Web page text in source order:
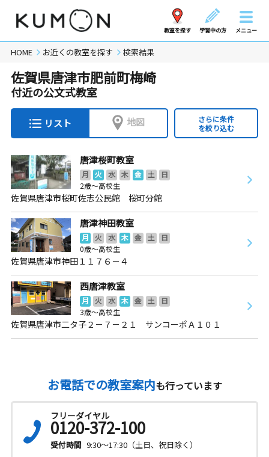
教室を探す 学習中の方 メニュー
HOME お近くの教室を探す 検索結果
佐賀県唐津市肥前町梅崎
付近の公文式教室
リスト 地図
さらに条件
を絞り込む
唐津桜町教室
月 火 水 木 金 土
日
2歳～高校生
佐賀県唐津市桜町佐志公民館 桜町分館
唐津神田教室
月 火 水 木 金 土
日
0歳～高校生
佐賀県唐津市神田１１７６－４
西唐津教室
月 火 水 木 金 土
日
3歳～高校生
佐賀県唐津市二タ子２－７－２１ サンコーポＡ１０１
お電話での教室案内も行っています
フリーダイヤル
0120-372-100
受付時間 9:30～17:30（土日、祝日除く）